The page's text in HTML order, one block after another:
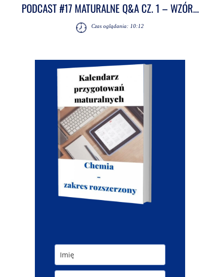
PODCAST #17 MATURALNE Q&A CZ. 1 – WZÓR...
Czas oglądania: 10:12